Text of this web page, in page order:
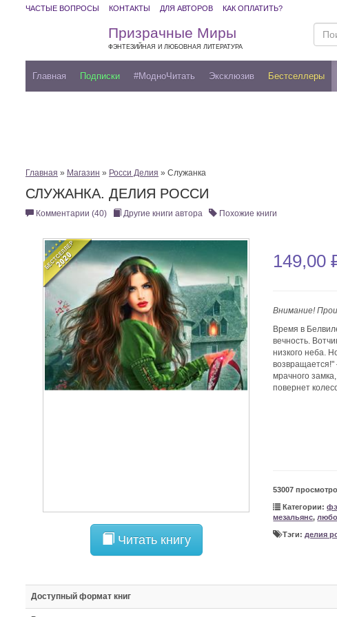
ЧАСТЫЕ ВОПРОСЫ КОНТАКТЫ ДЛЯ АВТОРОВ КАК ОПЛАТИТЬ?
Призрачные Миры
ФЭНТЕЗИЙНАЯ И ЛЮБОВНАЯ ЛИТЕРАТУРА
Главная Подписки #МодноЧитать Эксклюзив Бестселлеры
Главная » Магазин » Росси Делия » Служанка
СЛУЖАНКА. ДЕЛИЯ РОССИ
Комментарии (40) Другие книги автора Похожие книги
Читать книгу
149,00
Внимание!
Время в
вечность.
низкого неба.
мрачного
повернет
53007
Категории:
мезальянс,
Тэги: делия
Доступный формат книг